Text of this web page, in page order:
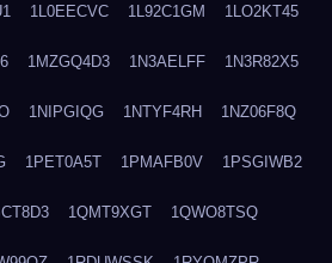
1L0EECVC 1L92C1GM 1LO2KT45
1MZGQ4D3 1N3AELFF 1N3R82X5
1NIPGIQG 1NTYF4RH 1NZ06F8Q
1PET0A5T 1PMAFB0V 1PSGIWB2
1QMT9XGT 1QWO8TSQ